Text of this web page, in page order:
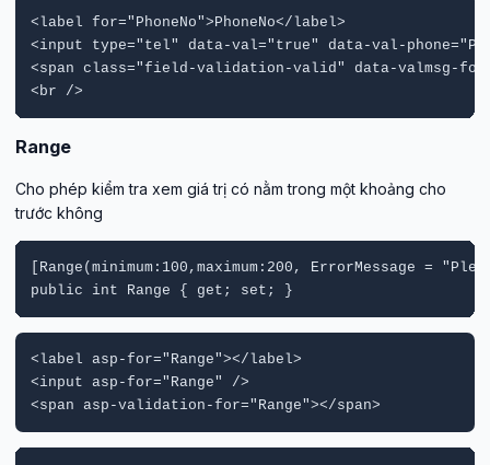
<label for="PhoneNo">PhoneNo</label>
<input type="tel" data-val="true" data-val-
<span class="field-validation-valid" data-valmsg-
Range
Cho phép kiểm tra xem giá trị có nằm trong một khoảng cho
trước không
[Range(minimum:100,maximum:200, ErrorMessage =
public int Range { get; set; }
<label asp-for="Range"></label>
<input asp-for="Range" />
<span asp-validation-for="Range"></span>